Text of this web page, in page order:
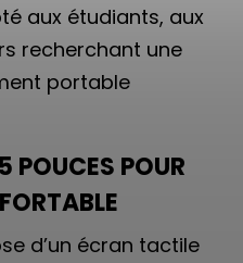
aux étudiants, aux
recherchant une
portable
POUCES POUR
d’un écran tactile